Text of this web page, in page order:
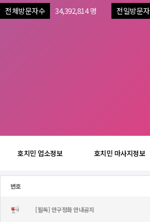
전체방문자수 34,392,814 명 전일방문
호치민 업소정보 호치민 마사지정보
번호
[필독] 안구정화 안내공지